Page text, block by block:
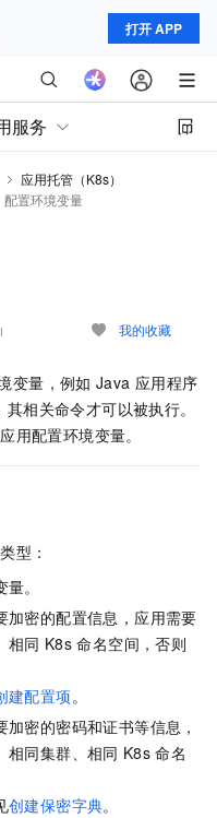
打开 APP
服务
应用托管（K8s）
配置环境变量
我的收藏
变量，例如 Java 应用程序
其相关命令才可以被执行。
用配置环境变量。
型：
。
加密的配置信息，应用需要
相同 K8s 命名空间，否则
建配置项。
密的密码和证书等信息，
相同集群、相同 K8s 命名
创建保密字典。